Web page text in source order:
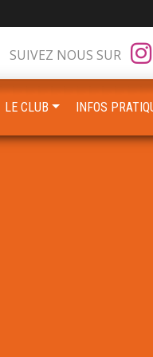
SUIVEZ NOUS SUR
LE CLUB INFOS